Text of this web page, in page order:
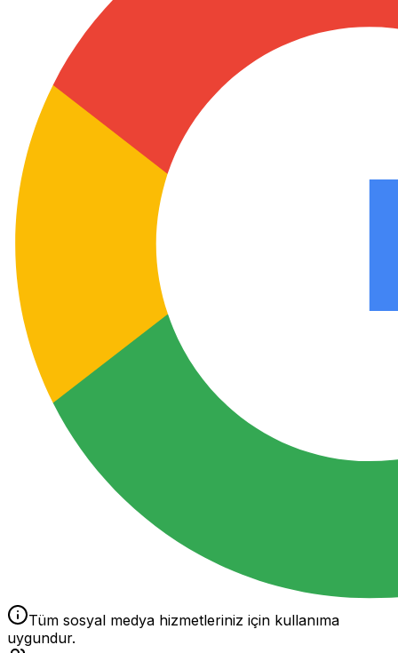
Tüm sosyal medya hizmetleriniz için kullanıma
uygundur.